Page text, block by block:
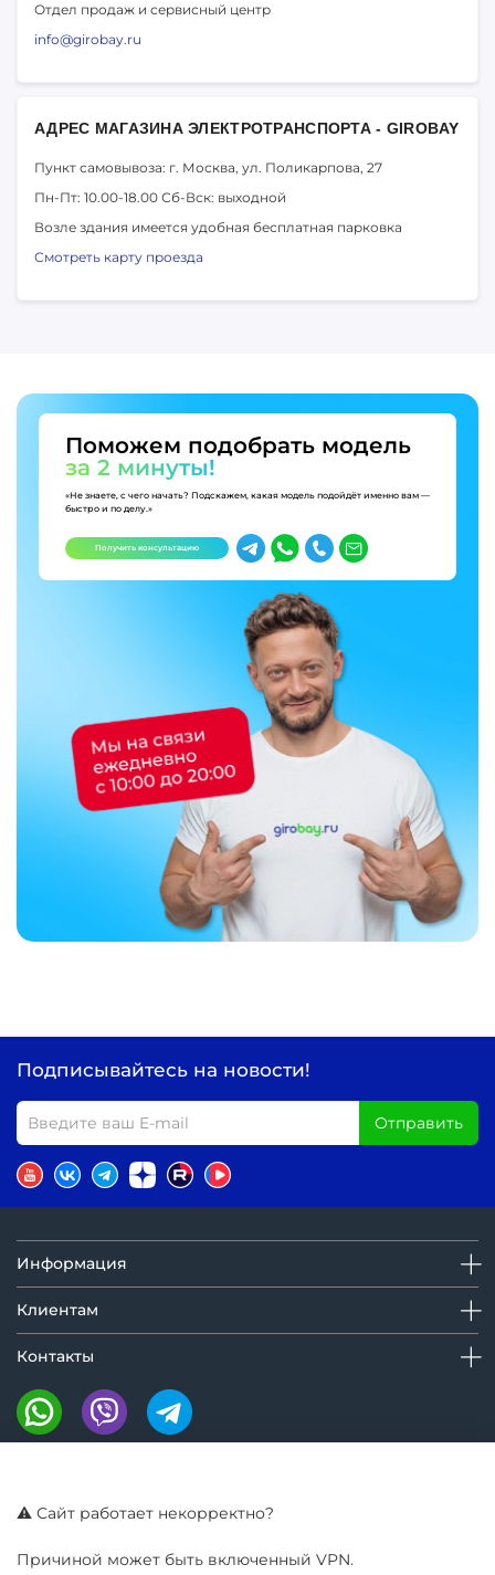
Отдел продаж и сервисный центр
info@girobay.ru
АДРЕС МАГАЗИНА ЭЛЕКТРОТРАНСПОРТА - GIROBAY
Пункт самовывоза: г. Москва, ул. Поликарпова, 27
Пн-Пт: 10.00-18.00 Сб-Вск: выходной
Возле здания имеется удобная бесплатная парковка
Смотреть карту проезда
Поможем подобрать модель
за 2 минуты!
«Не знаете, с чего начать? Подскажем, какая модель подойдёт именно вам —
быстро и по делу.»
Получить консультацию
Подписывайтесь на новости!
Отправить
Информация
Клиентам
Контакты
⚠️ Сайт работает некорректно?
Причиной может быть включенный VPN.